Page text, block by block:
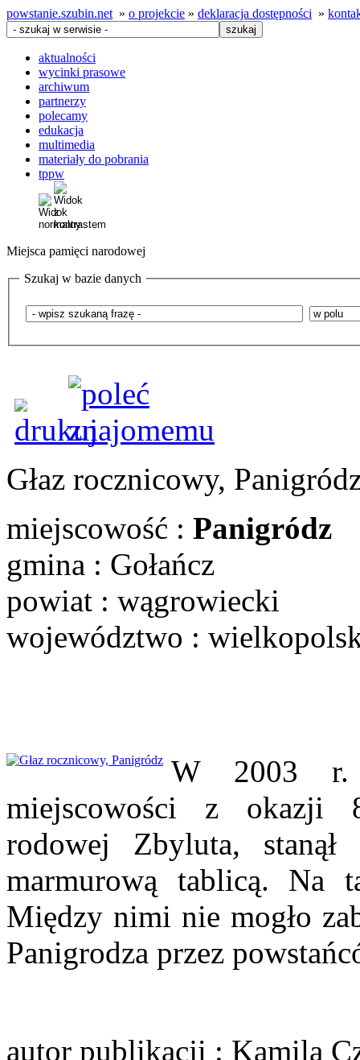
powstanie.szubin.net » o projekcie » deklaracja dostępności »
aktualności
wycinki prasowe
archiwum
partnerzy
polecamy
edukacja
multimedia
materiały do pobrania
tppw
Miejsca pamięci narodowej
Szukaj w bazie danych
Głaz rocznicowy,
miejscowość : Panigródz
gmina : Gołańcz
powiat : wągrowiecki
województwo :
W 2003 r.
miejscowości z okazji
rodowej Zbyluta,
marmurową tablicą. Na
Między nimi nie mogło
Panigrodza przez
autor publikacji : Kamila